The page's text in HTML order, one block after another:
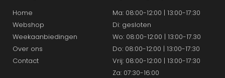
Home
Webshop
Weekaanbiedingen
Over ons
Contact
Ma: 08:00-12:00 | 13:00-17:30
Di: gesloten
Wo: 08:00-12:00 | 13:00-17.30
Do: 08:00-12:00 | 13:00-17:30
Vrij: 08:00-12:00 | 13:00-17:30
Za: 07:30-16:00